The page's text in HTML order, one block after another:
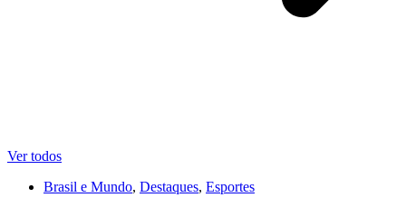
Ver todos
Brasil e Mundo, Destaques, Esportes